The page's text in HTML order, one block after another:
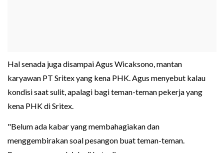
Hal senada juga disampai Agus Wicaksono, mantan
karyawan PT Sritex yang kena PHK. Agus menyebut kalau
kondisi saat sulit, apalagi bagi teman-teman pekerja yang
kena PHK di Sritex.
"Belum ada kabar yang membahagiakan dan
menggembirakan soal pesangon buat teman-teman.